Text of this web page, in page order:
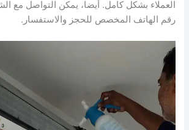
العملاء بشكل كامل. أيضا، يمكن التواصل مع
رقم الهاتف المخصص للحجز والاستفسار.